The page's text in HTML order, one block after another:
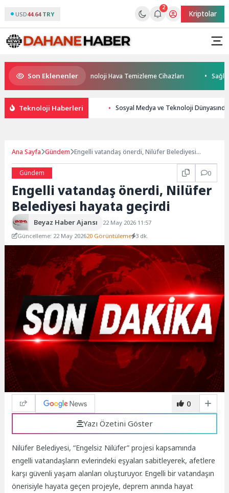
USD44.64 TRY
2
Kriptolar
Son Eklenenler
Group’tan İleri Teknoloji Hava Temizleme Cihazları Sağlıkta
Teknoloji Haberleri Sosyal Medya ve Teknoloji
Ana Sayfa Gündem Engelli vatandaş önerdi, Nilüfer Belediyesi
Gündem
0
Engelli vatandaş önerdi, Nilüfer
Belediyesi hayata geçirdi
Beyaz Haber Ajansı
22 May 2026 11:57
Güncelleme: 22 May 202620 Görüntüleme 3 dk.
0
Yazı Özetini Göster
Nilüfer Belediyesi, “Engelsiz Nilüfer” projesi kapsamında
engelli vatandaşların evlerindeki eşyaları sabitleyerek, afetlere
karşı güvenli yaşam alanları oluşturuyor. Engelli bir vatandaşın
önerisiyle hayata geçen projeyle, deprem anında hayat